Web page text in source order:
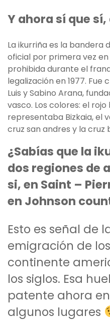
Y ahora sí que
La ikurriña es la bandera
oficial por primera vez en
prohibida durante el
legalización en 1977.
Luis y Sabino Arana,
vasco. Los colores: el
representaba Bizkaia, el
cruz san andres y la cruz
¿Sabías que la
dos regiones de
si, en Saint –
en Johnson
Esto es señal de
emigración de
continente
los siglos. Esa
patente ahora
algunos lugares